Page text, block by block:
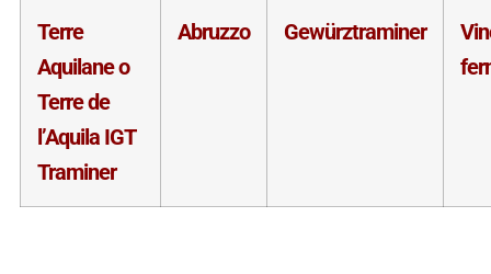
Terre
Aquilane o
Terre de
l’Aquila IGT
Traminer
Abruzzo Gewürztraminer